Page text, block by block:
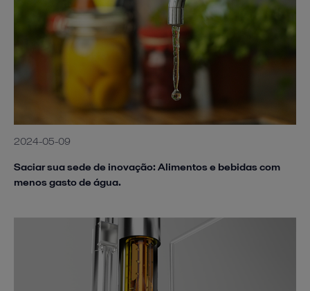
2024-05-09
Saciar sua sede de inovação: Alimentos e bebidas com
menos gasto de água.